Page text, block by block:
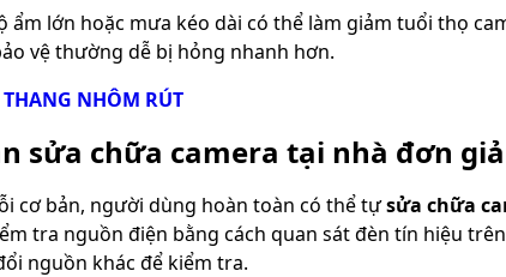
ẩm lớn hoặc mưa kéo dài có thể làm giảm tuổi thọ
vệ thường dễ bị hỏng nhanh hơn.
THANG NHÔM RÚT
sửa chữa camera tại nhà đơn
cơ bản, người dùng hoàn toàn có thể tựsửa chữa
tra nguồn điện bằng cách quan sát đèn tín hiệu
nguồn khác để kiểm tra.